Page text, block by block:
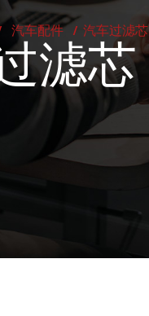
汽车配件 / 汽车过滤芯
滤芯